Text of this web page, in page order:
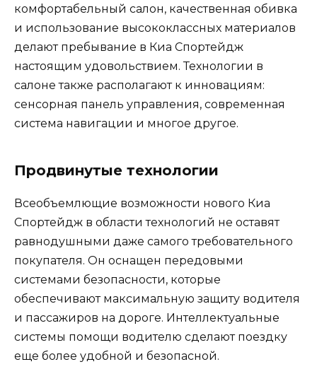
комфортабельный салон, качественная обивка
и использование высококлассных материалов
делают пребывание в Киа Спортейдж
настоящим удовольствием. Технологии в
салоне также располагают к инновациям:
сенсорная панель управления, современная
система навигации и многое другое.
Продвинутые технологии
Всеобъемлющие возможности нового Киа
Спортейдж в области технологий не оставят
равнодушными даже самого требовательного
покупателя. Он оснащен передовыми
системами безопасности, которые
обеспечивают максимальную защиту водителя
и пассажиров на дороге. Интеллектуальные
системы помощи водителю сделают поездку
еще более удобной и безопасной.